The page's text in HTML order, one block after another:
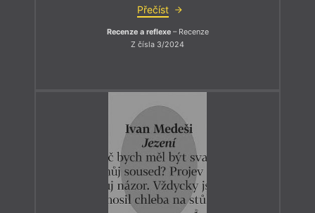
Přečíst
Recenze a reflexe– Recenze
Z čísla 3/2024